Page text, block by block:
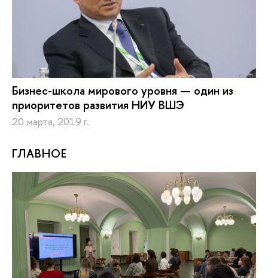
Бизнес-школа мирового уровня — один из
приоритетов развития НИУ ВШЭ
20 марта, 2019 г.
ГЛАВНОЕ